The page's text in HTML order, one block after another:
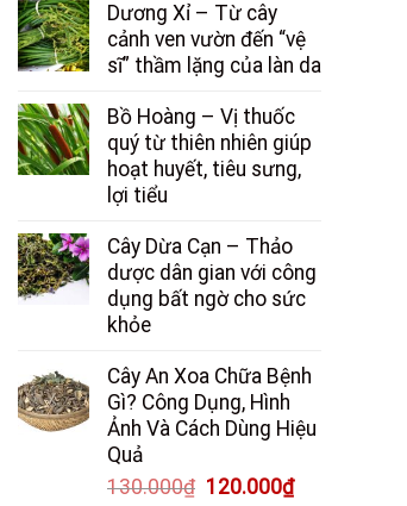
là:
95.000₫.
tại
là:
85.000₫.
Dương Xỉ – Từ cây
cảnh ven vườn đến “vệ
sĩ” thầm lặng của làn da
Bồ Hoàng – Vị thuốc
quý từ thiên nhiên giúp
hoạt huyết, tiêu sưng,
lợi tiểu
Cây Dừa Cạn – Thảo
dược dân gian với công
dụng bất ngờ cho sức
khỏe
Cây An Xoa Chữa Bệnh
Gì? Công Dụng, Hình
Ảnh Và Cách Dùng Hiệu
Quả
130.000₫ Giá
120.000₫Giá